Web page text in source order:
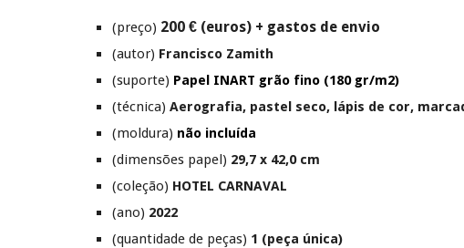
(preço) 200 € (euros) + gastos de envio
(autor) Francisco Zamith
(suporte) Papel INART grão fino (180 gr/m2)
(técnica) Aerografia, pastel seco, lápis de cor,
(moldura) não incluída
(dimensões papel) 29,7x 42,0 cm
(coleção) HOTEL CARNAVAL
(ano) 2022
(quantidade de peças) 1 (peça única)